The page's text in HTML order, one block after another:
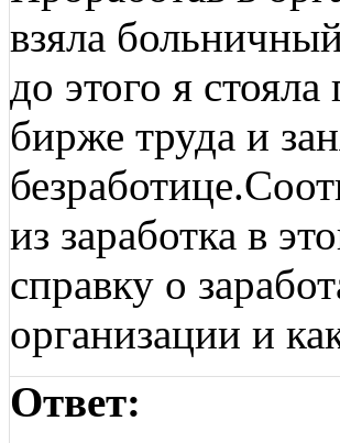
взяла
до этого я
бирже труда и
из заработка в
справку о
организации и
Ответ: